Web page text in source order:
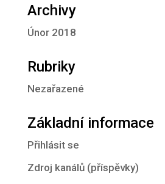
Archivy
Únor 2018
Rubriky
Nezařazené
Základní informace
Přihlásit se
Zdroj kanálů (příspěvky)